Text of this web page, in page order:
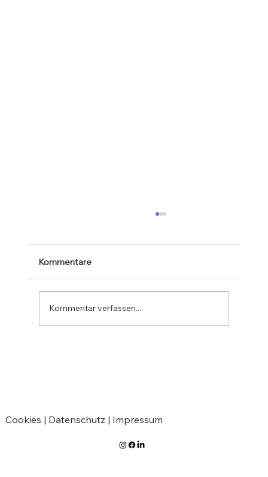
Kommentare
Kommentar verfassen...
Cookies | Datenschutz | Impressum